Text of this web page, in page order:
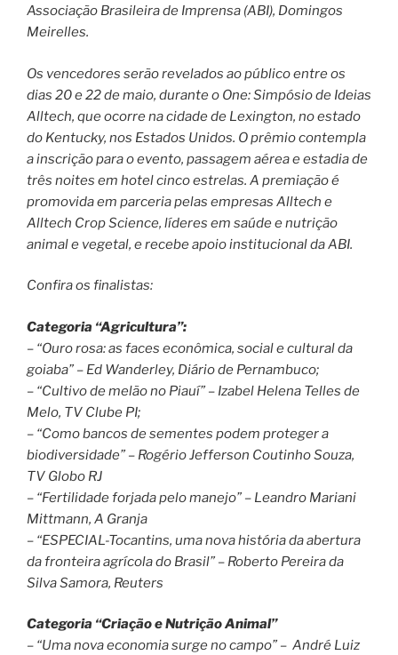
Associação Brasileira de Imprensa (ABI), Domingos
Meirelles.
Os vencedores serão revelados ao público entre os
dias 20 e 22 de maio, durante o One: Simpósio de Ideias
Alltech, que ocorre na cidade de Lexington, no estado
do Kentucky, nos Estados Unidos. O prêmio contempla
a inscrição para o evento, passagem aérea e estadia de
três noites em hotel cinco estrelas. A premiação é
promovida em parceria pelas empresas Alltech e
Alltech Crop Science, líderes em saúde e nutrição
animal e vegetal, e recebe apoio institucional da ABI.
Confira os finalistas:
Categoria “Agricultura”:
– “Ouro rosa: as faces econômica, social e cultural da
goiaba” – Ed Wanderley, Diário de Pernambuco;
– “Cultivo de melão no Piauí” – Izabel Helena Telles de
Melo, TV Clube PI;
– “Como bancos de sementes podem proteger a
biodiversidade” – Rogério Jefferson Coutinho Souza,
TV Globo RJ
– “Fertilidade forjada pelo manejo” – Leandro Mariani
Mittmann, A Granja
– “ESPECIAL-Tocantins, uma nova história da abertura
da fronteira agrícola do Brasil” – Roberto Pereira da
Silva Samora, Reuters
Categoria “Criação e Nutrição Animal”
– “Uma nova economia surge no campo” – André Luiz